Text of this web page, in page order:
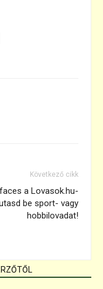
Következő cikk
a Lovasok.hu-
be sport- vagy
hobbilovadat!